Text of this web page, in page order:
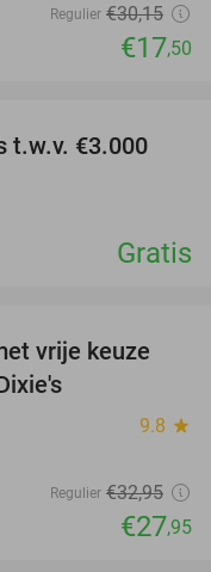
Regulier €30,15
€17,50
t.w.v. €3.000
Gratis
15%
vrije keuze
9.8 star
Regulier €32,95
€27,95